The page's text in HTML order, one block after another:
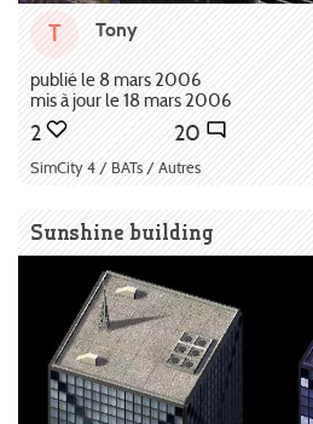
T Tony
publié le 8 mars 2006
mis à jour le 18 mars 2006
2 20
SimCity 4 / BATs / Autres
Sunshine building